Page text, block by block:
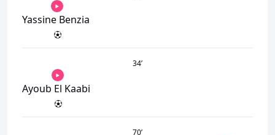
Yassine Benzia
34’
Ayoub El Kaabi
70’